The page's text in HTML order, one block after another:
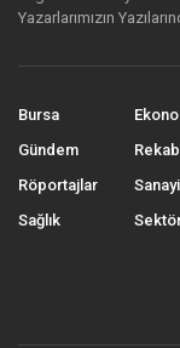
Yazarlarımızın
Bursa
Gündem
Röportajlar
Sağlık
Sanayi